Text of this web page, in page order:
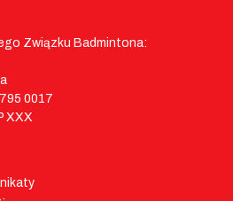
Związku Badmintona:
0017
XXX